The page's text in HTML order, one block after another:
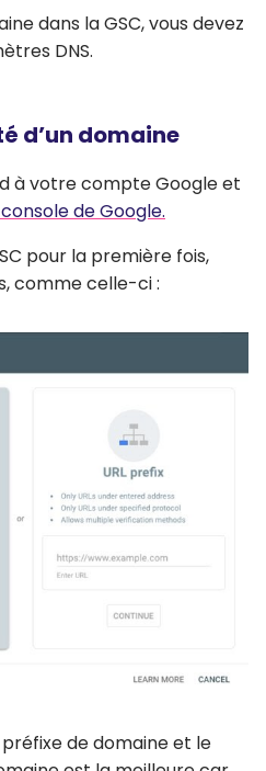
dans la GSC, vous devez
DNS.
d’un domaine
à votre compte Google et
de Google.
pour la première fois,
comme celle-ci :
de domaine et le